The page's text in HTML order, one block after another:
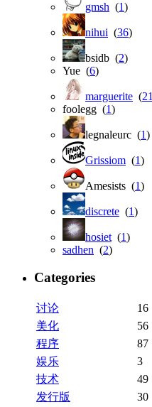
gmsh (1)
nihui (36)
bsidb (2)
Yue (6)
marguerite (21
foolegg (1)
legnaleurc (1)
Grissiom (1)
Amesists (1)
discrete (1)
hosiet (1)
sadhen (2)
Categories
讨论
16
美化
56
程序
87
娱乐
3
技术
49
发行版
30